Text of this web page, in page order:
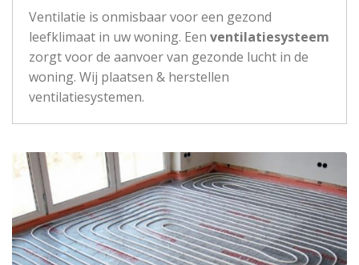
Ventilatie is onmisbaar voor een gezond
leefklimaat in uw woning. Een ventilatiesysteem
zorgt voor de aanvoer van gezonde lucht in de
woning. Wij plaatsen & herstellen
ventilatiesystemen.